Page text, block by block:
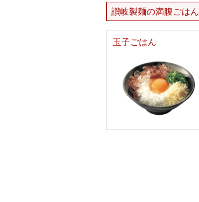
讃岐製麺の満腹ごはん
玉子ごはん